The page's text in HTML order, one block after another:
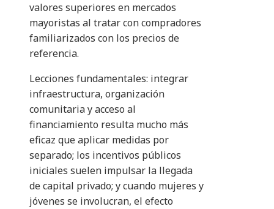
valores superiores en mercados
mayoristas al tratar con compradores
familiarizados con los precios de
referencia.
Lecciones fundamentales: integrar
infraestructura, organización
comunitaria y acceso al
financiamiento resulta mucho más
eficaz que aplicar medidas por
separado; los incentivos públicos
iniciales suelen impulsar la llegada
de capital privado; y cuando mujeres y
jóvenes se involucran, el efecto